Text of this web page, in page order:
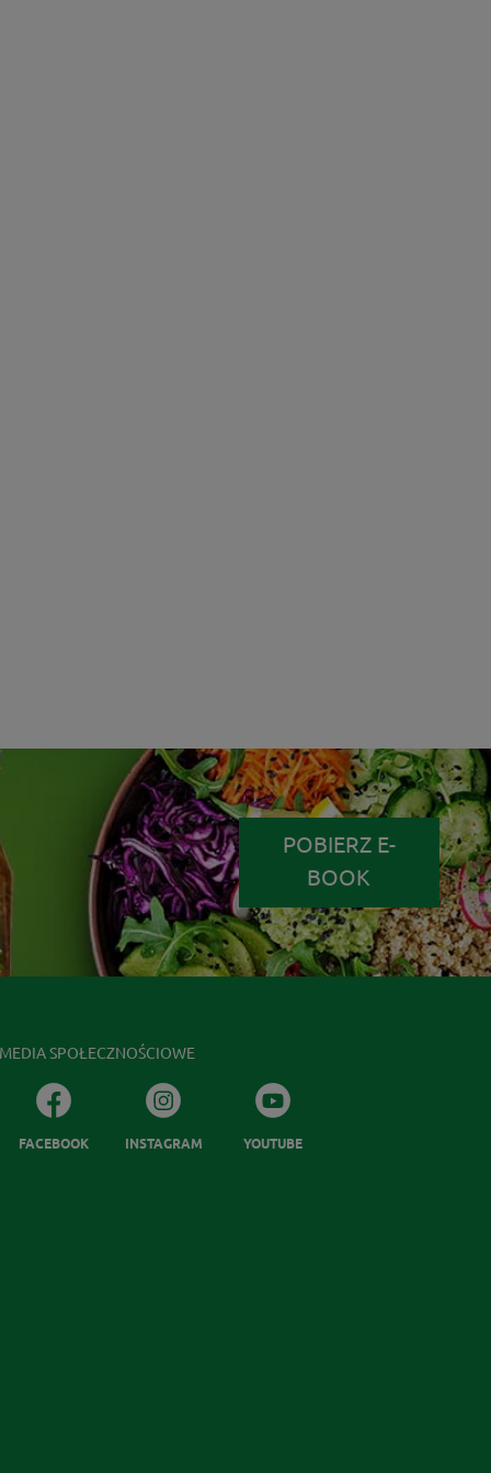
POBIERZ E-
BOOK
MEDIA SPOŁECZNOŚCIOWE
FACEBOOK INSTAGRAM YOUTUBE